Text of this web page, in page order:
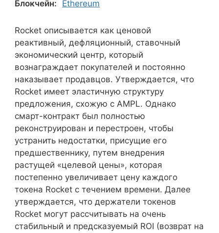
Блокчейн:
Ethereum
Rocket описывается как ценовой
реактивный, дефляционный, ставочный
экономический центр, который
вознаграждает покупателей и постоянно
наказывает продавцов. Утверждается, что
Rocket имеет эластичную структуру
предложения, схожую с AMPL. Однако
смарт-контракт был полностью
реконструирован и перестроен, чтобы
устранить недостатки, присущие его
предшественнику, путем внедрения
растущей «целевой цены», которая
постепенно увеличивает цену каждого
токена Rocket с течением времени. Далее
утверждается, что держатели токенов
Rocket могут рассчитывать на очень
стабильный и предсказуемый ROI (возврат на